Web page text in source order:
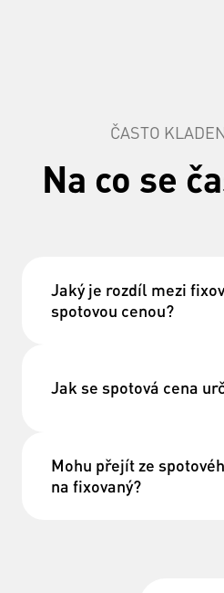
ČASTO
Na co se
Jaký je rozdíl mezi
spotovou cenou?
Jak se spotová cena
Mohu přejít ze
na fixovaný?